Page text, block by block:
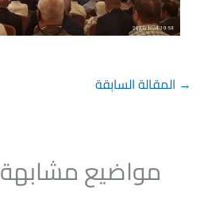
→ المقالة السابقة
مواضيع مشابهة